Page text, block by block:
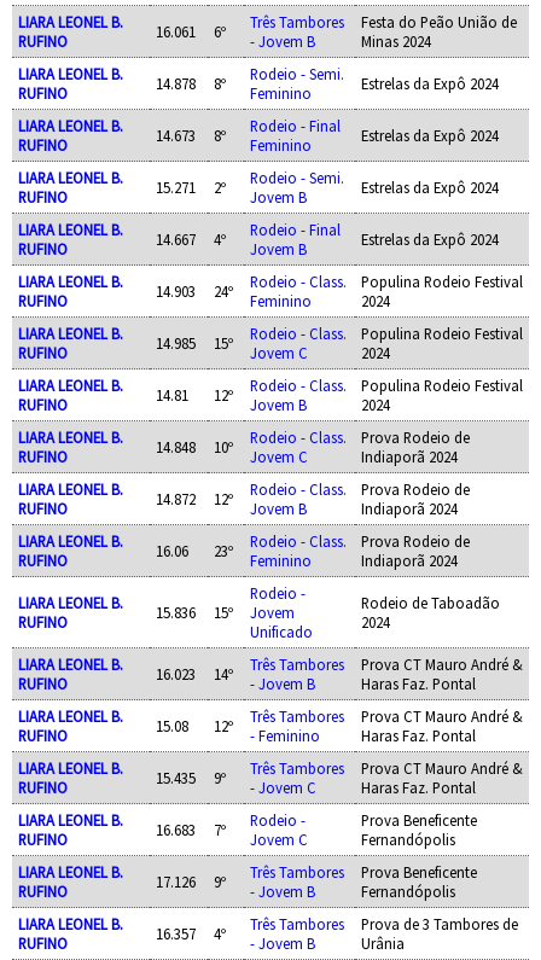
LIARA LEONEL B.
RUFINO
16.061 6º
Três Tambores
- Jovem B
Festa do Peão União de
Minas 2024
LIARA LEONEL B.
RUFINO
14.878 8º
Rodeio - Semi.
Feminino
Estrelas da Expô 2024
LIARA LEONEL B.
RUFINO
14.673 8º
Rodeio - Final
Feminino
Estrelas da Expô 2024
LIARA LEONEL B.
RUFINO
15.271 2º
Rodeio - Semi.
Jovem B
Estrelas da Expô 2024
LIARA LEONEL B.
RUFINO
14.667 4º
Rodeio - Final
Jovem B
Estrelas da Expô 2024
LIARA LEONEL B.
RUFINO
14.903 24º
Rodeio - Class.
Feminino
Populina Rodeio Festival
2024
LIARA LEONEL B.
RUFINO
14.985 15º
Rodeio - Class.
Jovem C
Populina Rodeio Festival
2024
LIARA LEONEL B.
RUFINO
14.81 12º
Rodeio - Class.
Jovem B
Populina Rodeio Festival
2024
LIARA LEONEL B.
RUFINO
14.848 10º
Rodeio - Class.
Jovem C
Prova Rodeio de
Indiaporã 2024
LIARA LEONEL B.
RUFINO
14.872 12º
Rodeio - Class.
Jovem B
Prova Rodeio de
Indiaporã 2024
LIARA LEONEL B.
RUFINO
16.06 23º
Rodeio - Class.
Feminino
Prova Rodeio de
Indiaporã 2024
LIARA LEONEL B.
RUFINO
15.836 15º
Rodeio -
Jovem
Unificado
Rodeio de Taboadão
2024
LIARA LEONEL B.
RUFINO
16.023 14º
Três Tambores
- Jovem B
Prova CT Mauro André &
Haras Faz. Pontal
LIARA LEONEL B.
RUFINO
15.08 12º
Três Tambores
- Feminino
Prova CT Mauro André &
Haras Faz. Pontal
LIARA LEONEL B.
RUFINO
15.435 9º
Três Tambores
- Jovem C
Prova CT Mauro André &
Haras Faz. Pontal
LIARA LEONEL B.
RUFINO
16.683 7º
Rodeio -
Jovem C
Prova Beneficente
Fernandópolis
LIARA LEONEL B.
RUFINO
17.126 9º
Três Tambores
- Jovem B
Prova Beneficente
Fernandópolis
LIARA LEONEL B.
RUFINO
16.357 4º
Três Tambores
- Jovem B
Prova de 3 Tambores de
Urânia